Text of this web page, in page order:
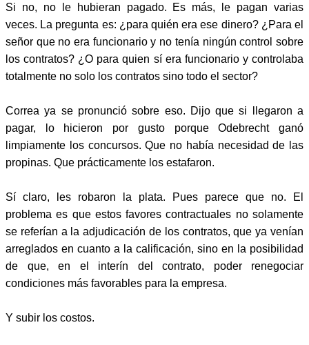
Si no, no le hubieran pagado. Es más, le pagan varias
veces. La pregunta es: ¿para quién era ese dinero? ¿Para el
señor que no era funcionario y no tenía ningún control sobre
los contratos? ¿O para quien sí era funcionario y controlaba
totalmente no solo los contratos sino todo el sector?
Correa ya se pronunció sobre eso. Dijo que si llegaron a
pagar, lo hicieron por gusto porque Odebrecht ganó
limpiamente los concursos. Que no había necesidad de las
propinas. Que prácticamente los estafaron.
Sí claro, les robaron la plata. Pues parece que no. El
problema es que estos favores contractuales no solamente
se referían a la adjudicación de los contratos, que ya venían
arreglados en cuanto a la calificación, sino en la posibilidad
de que, en el interín del contrato, poder renegociar
condiciones más favorables para la empresa.
Y subir los costos.